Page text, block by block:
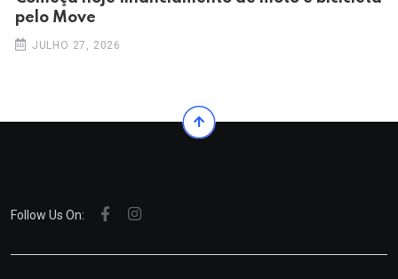
pelo Move
JULHO 27, 2026
Follow Us On: